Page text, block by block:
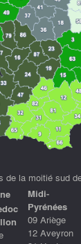
de la moitié sud
Midi-
Pyrénées
09 Ariège
12 Aveyron